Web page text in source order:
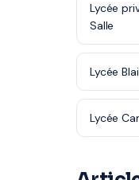
Lycée
Salle
Lycée
Lycée